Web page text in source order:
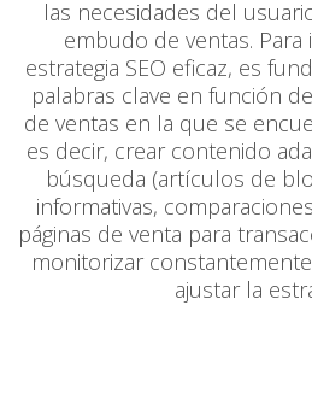
las necesidades del
embudo de ventas.
estrategia SEO eficaz, es
palabras clave en función
de ventas en la que se
es decir, crear contenido
búsqueda (artículos de
informativas,
páginas de venta para
monitorizar
ajustar la